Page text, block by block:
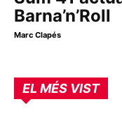
Barna’n’Roll
Marc Clapés
EL MÉS VIST